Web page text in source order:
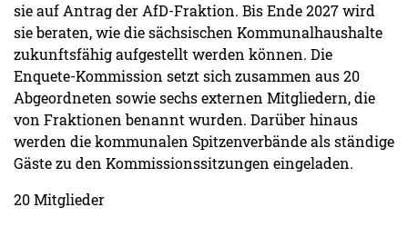
sie auf Antrag der AfD-Fraktion. Bis Ende 2027 wird
sie beraten, wie die sächsischen Kommunalhaushalte
zukunftsfähig aufgestellt werden können. Die
Enquete-Kommission setzt sich zusammen aus 20
Abgeordneten sowie sechs externen Mitgliedern, die
von Fraktionen benannt wurden. Darüber hinaus
werden die kommunalen Spitzenverbände als ständige
Gäste zu den Kommissionssitzungen eingeladen.
20 Mitglieder